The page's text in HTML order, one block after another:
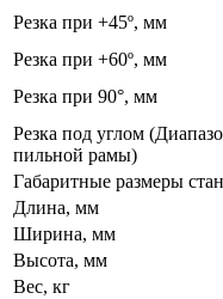
Резка при +45º, мм
Резка при +60º, мм
Резка при 90°, мм
Резка под углом
пильной рамы)
Габаритные размеры
Длина, мм
Ширина, мм
Высота, мм
Вес, кг